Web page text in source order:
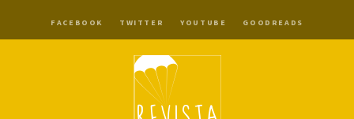
FACEBOOK TWITTER YOUTUBE GOODREADS